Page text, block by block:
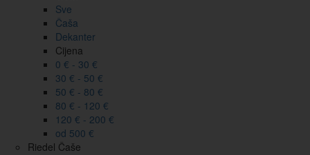
Sve
Čaša
Dekanter
Cijena
0 € - 30 €
30 € - 50 €
50 € - 80 €
80 € - 120 €
120 € - 200 €
od 500 €
Riedel Čaše